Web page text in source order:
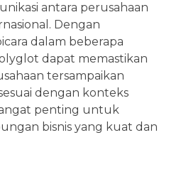
antara perusahaan
Dengan
dalam beberapa
dapat memastikan
tersampaikan
dengan konteks
penting untuk
bisnis yang kuat dan